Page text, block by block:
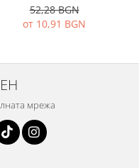
52,28 BGN
от 10,91 BGN
мрежа